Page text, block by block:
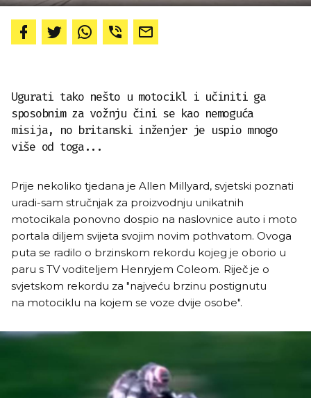
Ugurati tako nešto u motocikl i učiniti ga
sposobnim za vožnju čini se kao nemoguća
misija, no britanski inženjer je uspio mnogo
više od toga...
Prije nekoliko tjedana je Allen Millyard, svjetski poznati
uradi-sam stručnjak za proizvodnju unikatnih
motocikala ponovno dospio na naslovnice auto i moto
portala diljem svijeta svojim novim pothvatom. Ovoga
puta se radilo o brzinskom rekordu kojeg je oborio u
paru s TV voditeljem Henryjem Coleom. Riječ je o
svjetskom rekordu za "najveću brzinu postignutu
na motociklu na kojem se voze dvije osobe".